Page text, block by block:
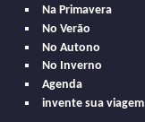
Na Primavera
No Verão
No Autono
No Inverno
Agenda
invente sua viagem